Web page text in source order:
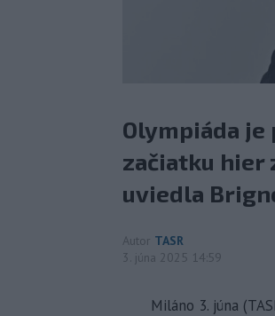
Olympiáda je
začiatku hier
uviedla
Autor TASR
3. júna 2025 14:59
Miláno 3. júna